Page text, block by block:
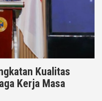
Kualitas
Kerja Masa